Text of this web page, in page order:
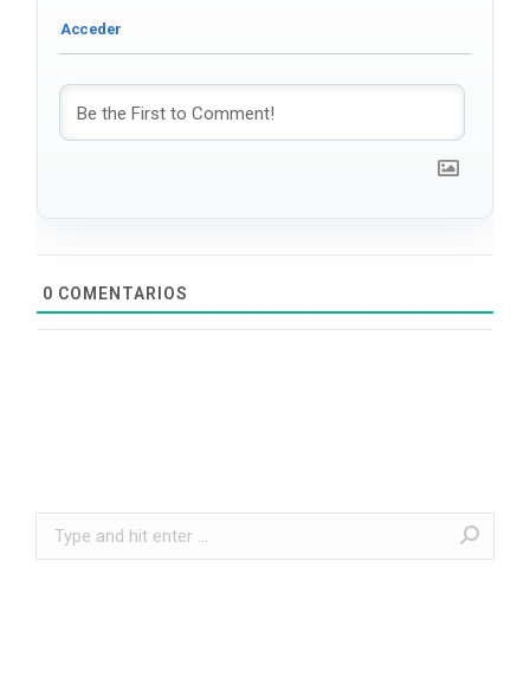
0 COMENTARIOS
Search: